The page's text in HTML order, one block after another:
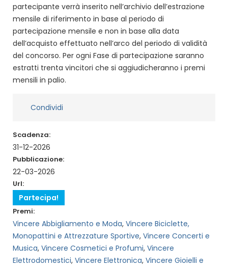
partecipante verrà inserito nell’archivio dell’estrazione
mensile di riferimento in base al periodo di
partecipazione mensile e non in base alla data
dell’acquisto effettuato nell’arco del periodo di validità
del concorso. Per ogni Fase di partecipazione saranno
estratti trenta vincitori che si aggiudicheranno i premi
mensili in palio.
Condividi
Scadenza:
31-12-2026
Pubblicazione:
22-03-2026
Url:
Partecipa!
Premi:
Vincere Abbigliamento e Moda, Vincere Biciclette,
Monopattini e Attrezzature Sportive, Vincere Concerti e
Musica, Vincere Cosmetici e Profumi, Vincere
Elettrodomestici, Vincere Elettronica, Vincere Gioielli e